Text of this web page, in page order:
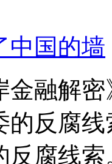
中国的墙
金融解
的反腐
反腐线